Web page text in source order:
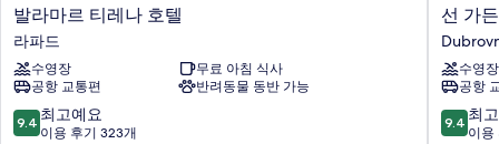
발
라
마
르
티
레
나
발라마르 티레나 호텔
라파드
수영장
무료 아침 식사
공항 교통편
반려동물 동반 가능
10
점
9.4 최고예요
이용 후기 323개
선
가
든
스
두
브
로
선 가
수영장
공항
10
점
9.4 최
이용